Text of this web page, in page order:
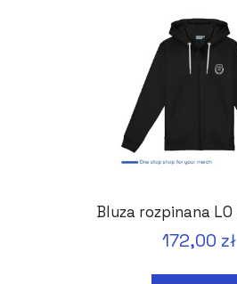
Bluza rozpinana LO
172,00 zł